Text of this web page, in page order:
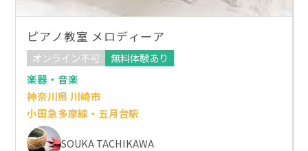
ピアノ教室 メロディーア
オンライン不可
無料体験あり
楽器・音楽
神奈川県 川崎市
小田急多摩線・五月台駅
SOUKA TACHIKAWA